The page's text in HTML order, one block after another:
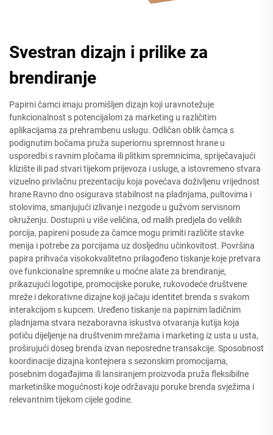
Svestran dizajn i prilike za
brendiranje
Papirni čamci imaju promišljen dizajn koji uravnotežuje
funkcionalnost s potencijalom za marketing u različitim
aplikacijama za prehrambenu uslugu. Odličan oblik čamca s
podignutim bočama pruža superiornu spremnost hrane u
usporedbi s ravnim pločama ili plitkim spremnicima, spriječavajući
klizište ili pad stvari tijekom prijevoza i usluge, a istovremeno stvara
vizuelno privlačnu prezentaciju koja povećava doživljenu vrijednost
hrane Ravno dno osigurava stabilnost na pladnjama, pultovima i
stolovima, smanjujući izlivanje i nezgode u gužvom servisnom
okruženju. Dostupni u više veličina, od malih predjela do velikih
porcija, papireni posude za čamce mogu primiti različite stavke
menija i potrebe za porcijama uz dosljednu učinkovitost. Površina
papira prihvaća visokokvalitetno prilagođeno tiskanje koje pretvara
ove funkcionalne spremnike u moćne alate za brendiranje,
prikazujući logotipe, promocijske poruke, rukovodeće društvene
mreže i dekorativne dizajne koji jačaju identitet brenda s svakom
interakcijom s kupcem. Uređeno tiskanje na papirnim ladičnim
pladnjama stvara nezaboravna iskustva otvaranja kutija koja
potiču dijeljenje na društvenim mrežama i marketing iz usta u usta,
proširujući doseg brenda izvan neposredne transakcije. Sposobnost
koordinacije dizajna kontejnera s sezonskim promocijama,
posebnim događajima ili lansiranjem proizvoda pruža fleksibilne
marketinške mogućnosti koje održavaju poruke brenda svježima i
relevantnim tijekom cijele godine.